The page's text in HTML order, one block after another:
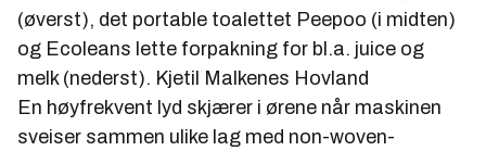
(øverst), det portable toalettet Peepoo (i midten)
og Ecoleans lette forpakning for bl.a. juice og
melk (nederst). Kjetil Malkenes Hovland
En høyfrekvent lyd skjærer i ørene når maskinen
sveiser sammen ulike lag med non-woven-